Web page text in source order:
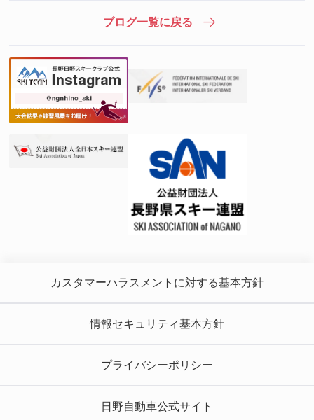
ブログ一覧に戻る
カスタマーハラスメントに対する基本方針
情報セキュリティ基本方針
プライバシーポリシー
日野自動車公式サイト